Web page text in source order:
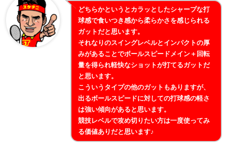
どちらかというとカラッとしたシャープな打
球感で食いつき感から柔らかさを感じられる
ガットだと思います。
それなりのスイングレベルとインパクトの厚
みがあることでボールスピードメイン＋回転
量を得られ軽快なショットが打てるガットだ
と思います。
こういうタイプの他のガットもありますが、
出るボールスピードに対しての打球感の軽さ
は強い傾向があると思います。
競技レベルで攻め切りたい方は一度使ってみ
る価値ありだと思います♪